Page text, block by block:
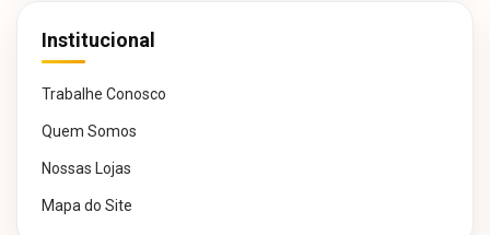
Institucional
Trabalhe Conosco
Quem Somos
Nossas Lojas
Mapa do Site